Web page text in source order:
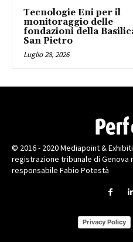
Tecnologie Eni per il
monitoraggio delle
fondazioni della
San Pietro
Luglio 28, 2026
© 2016 - 2020 Mediapoint &
registrazione tribunale di Genova
responsabile Fabio Potestà
Privacy Policy